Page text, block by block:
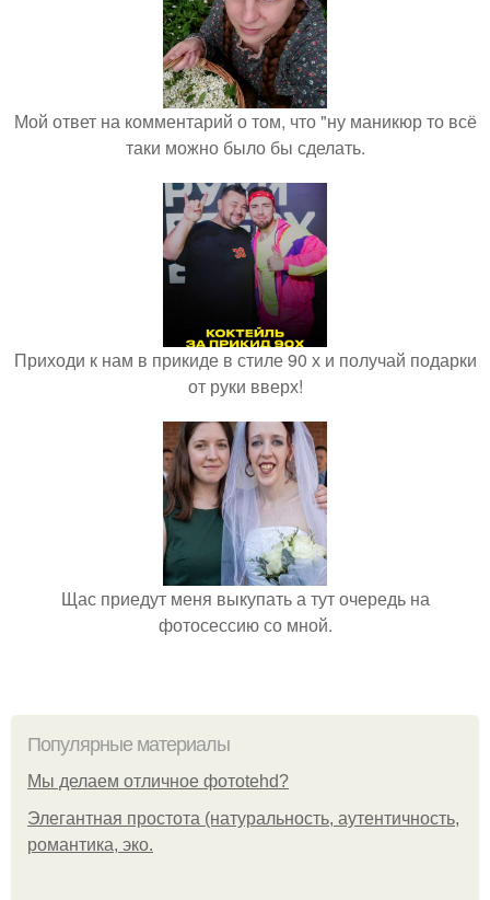
Мой ответ на комментарий о том, что "ну маникюр то всё
таки можно было бы сделать.
Приходи к нам в прикиде в стиле 90 х и получай подарки
от руки вверх!
Щас приедут меня выкупать а тут очередь на
фотосессию со мной.
Популярные материалы
Мы делаем отличное фотоtehd?
Элегантная простота (натуральность, аутентичность,
романтика, эко.